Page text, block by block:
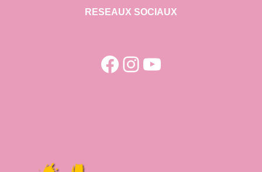
RESEAUX SOCIAUX
Facebook
Instagram
YouTube